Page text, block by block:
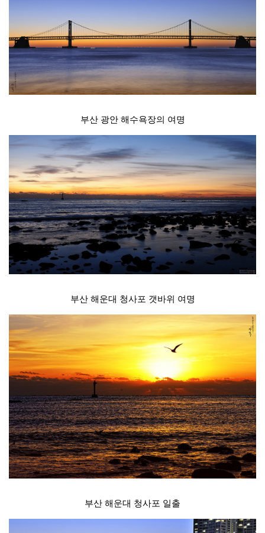
부산 광안 해수욕장의 여명
부산 해운대 청사포 갯바위 여명
부산 해운대 청사포 일출